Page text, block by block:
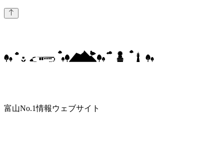
富山No.1情報ウェブサイト